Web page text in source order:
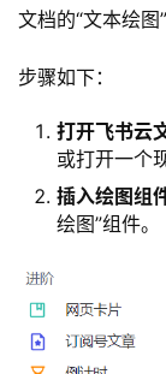
文档的“文本绘图
步骤如下：
打开飞书云
或打开一个
插入绘图组
绘图”组件。